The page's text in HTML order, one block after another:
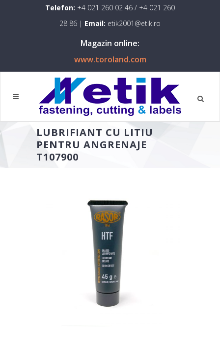
Telefon: +4 021 260 02 46 / +4 021 260
28 86 | Email: etik2001@etik.ro
Magazin online:
www.toroland.com
LUBRIFIANT CU LITIU
PENTRU ANGRENAJE
T107900